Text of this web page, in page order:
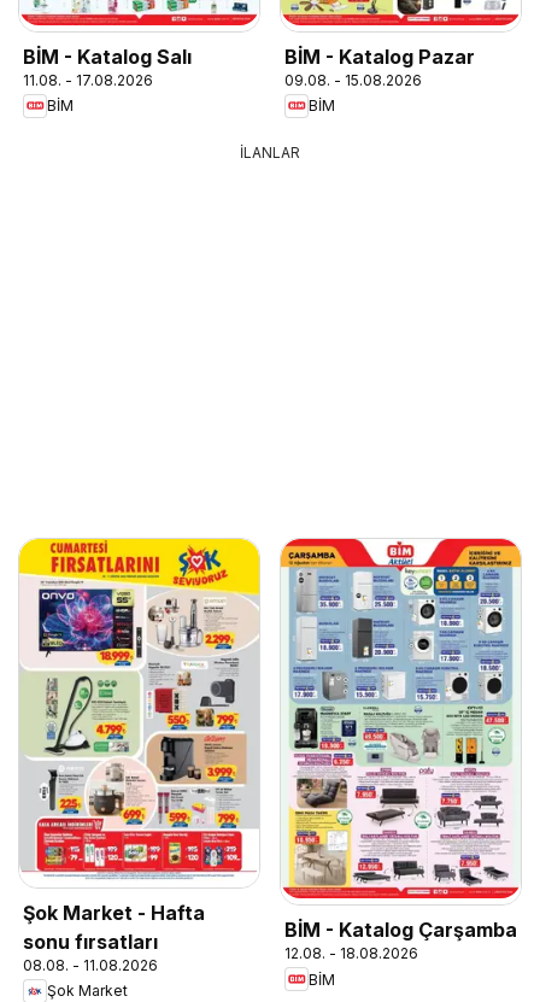
BİM - Katalog Salı
11.08. - 17.08.2026
BİM
BİM - Katalog Pazar
09.08. - 15.08.2026
BİM
İLANLAR
Şok Market - Hafta
sonu fırsatları
08.08. - 11.08.2026
Şok Market
BİM - Katalog Çarşamba
12.08. - 18.08.2026
BİM